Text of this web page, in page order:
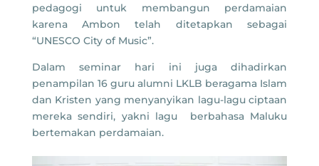
pedagogi untuk membangun perdamaian
karena Ambon telah ditetapkan sebagai
“UNESCO City of Music”.
Dalam seminar hari ini juga dihadirkan
penampilan 16 guru alumni LKLB beragama Islam
dan Kristen yang menyanyikan lagu-lagu ciptaan
mereka sendiri, yakni lagu berbahasa Maluku
bertemakan perdamaian.